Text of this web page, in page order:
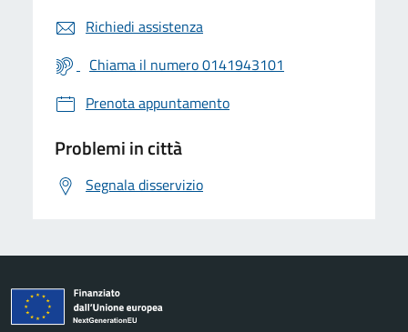
Richiedi assistenza
Chiama il numero 0141943101
Prenota appuntamento
Problemi in città
Segnala disservizio